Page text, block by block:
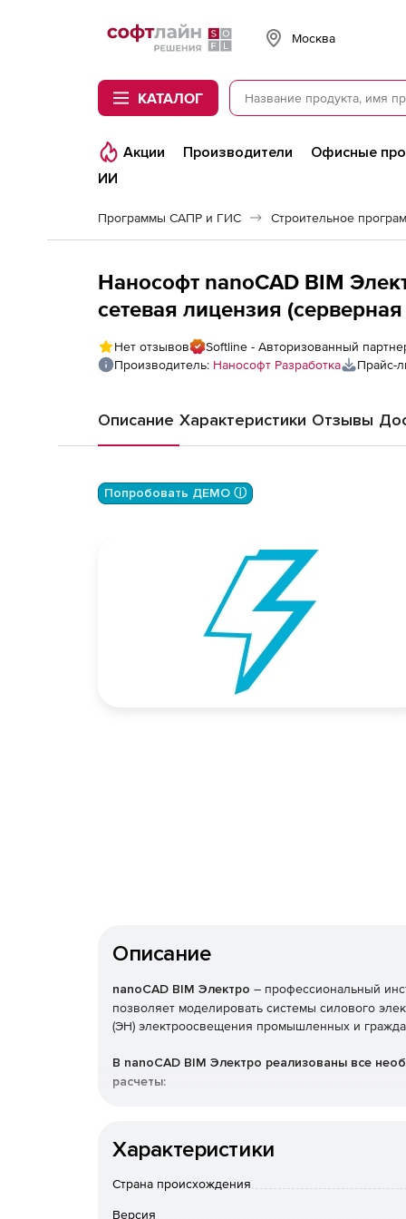
Softline
Москва
КАТАЛОГ
Акции Производители Офисные
ИИ
Программы САПР и ГИС Строительное
Нанософт nanoCAD BIM
сетевая лицензия (серверная
Нет отзывов
Softline - Авторизованный
Производитель: Нанософт Разработка Прайс-
Описание Характеристики Отзывы
Попробовать ДЕМО ⓘ
Описание
nanoCAD BIM Электро – профессиональный
позволяет моделировать системы силового
(ЭН) электроосвещения промышленных и
В nanoCAD BIM Электро реализованы все
расчеты:
расчет электрических нагрузок по
Характеристики
Страна происхождения
Версия